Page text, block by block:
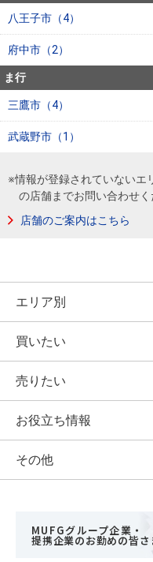
八王子市（4）
府中市（2）
ま行
三鷹市（4）
武蔵野市（1）
※情報が登録されていないエ
の店舗までお問い合わせく
店舗のご案内はこちら
エリア別
買いたい
売りたい
お役立ち情報
その他
MUFGグループ企業・
提携企業のお勤めの皆さ